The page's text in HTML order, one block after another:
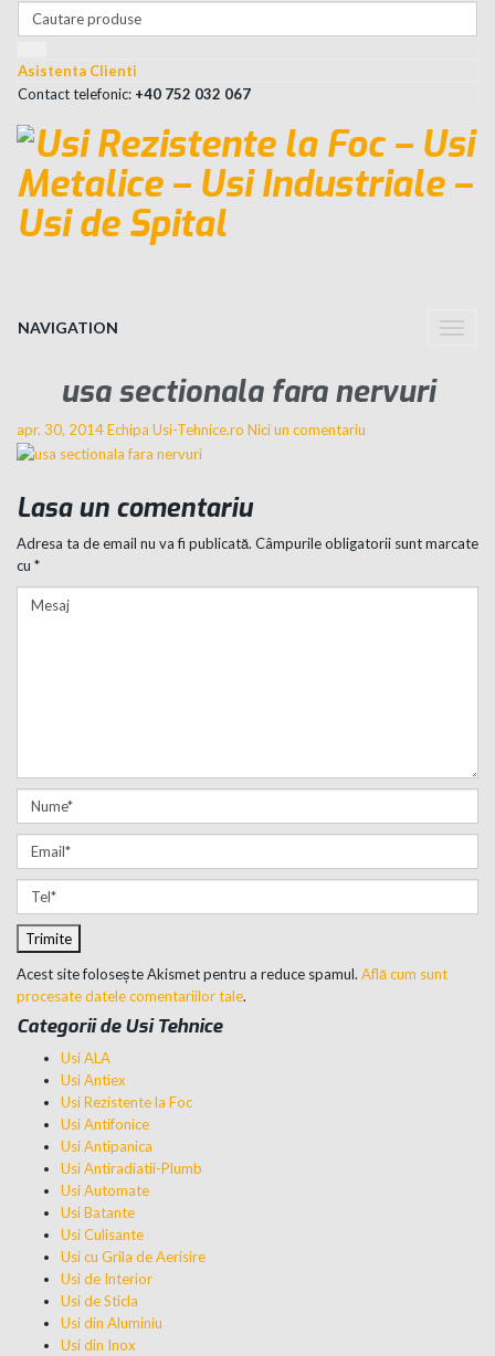
Asistenta Clienti
Contact telefonic: +40 752 032 067
Toggle
NAVIGATION
usa sectionala fara nervuri
apr. 30, 2014Echipa Usi-Tehnice.ro Nici un comentariu
Lasa un comentariu
Adresa ta de email nu va fi publicată. Câmpurile obligatorii sunt marcate
cu *
Acest site folosește Akismet pentru a reduce spamul. Află cum sunt
procesate datele comentariilor tale.
Categorii de Usi Tehnice
Usi ALA
Usi Antiex
Usi Rezistente la Foc
Usi Antifonice
Usi Antipanica
Usi Antiradiatii-Plumb
Usi Automate
Usi Batante
Usi Culisante
Usi cu Grila de Aerisire
Usi de Interior
Usi de Sticla
Usi din Aluminiu
Usi din Inox